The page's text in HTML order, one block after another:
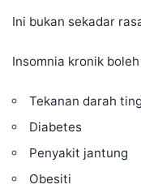
Ini bukan sekadar
Insomnia kronik
Tekanan darah
Diabetes
Penyakit jantung
Obesiti